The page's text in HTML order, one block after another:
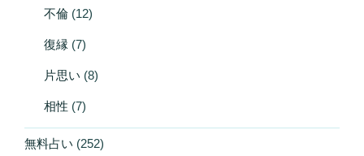
不倫 (12)
復縁 (7)
片思い (8)
相性 (7)
無料占い (252)